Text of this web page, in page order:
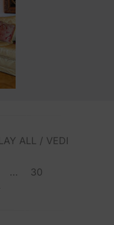
ALL / VEDI
…
30